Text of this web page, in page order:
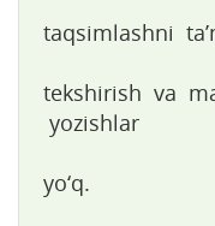
taqsimlashni
tekshirish va
yozishlar
yo‘q.